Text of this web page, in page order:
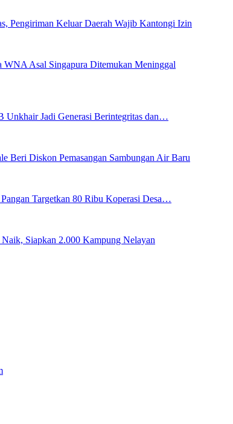
Pengiriman Keluar Daerah Wajib Kantongi Izin
Asal Singapura Ditemukan Meninggal
Unkhair Jadi Generasi Berintegritas dan…
Beri Diskon Pemasangan Sambungan Air Baru
Targetkan 80 Ribu Koperasi Desa…
Siapkan 2.000 Kampung Nelayan